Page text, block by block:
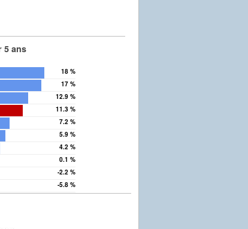
5 ans
18 %
17 %
12.9 %
11.3 %
7.2 %
5.9 %
4.2 %
0.1 %
-2.2 %
-5.8 %